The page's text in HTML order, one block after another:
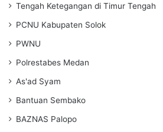
Tengah Ketegangan di Timur Tengah
PCNU Kabupaten Solok
PWNU
Polrestabes Medan
As'ad Syam
Bantuan Sembako
BAZNAS Palopo